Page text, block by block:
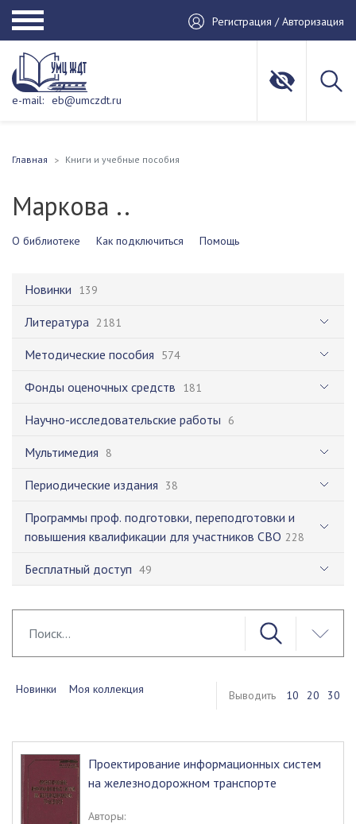
Регистрация / Авторизация
e-mail: eb@umczdt.ru
Главная Книги и учебные пособия
Маркова ..
О библиотеке Как подключиться Помощь
Новинки 139
Литература 2181
Методические пособия 574
Фонды оценочных средств 181
Научно-исследовательские работы 6
Мультимедия 8
Периодические издания 38
Программы проф. подготовки, переподготовки и
повышения квалификации для участников СВО 228
Бесплатный доступ 49
Новинки Моя коллекция Выводить 10 20 30
Проектирование информационных систем
на железнодорожном транспорте
Авторы: